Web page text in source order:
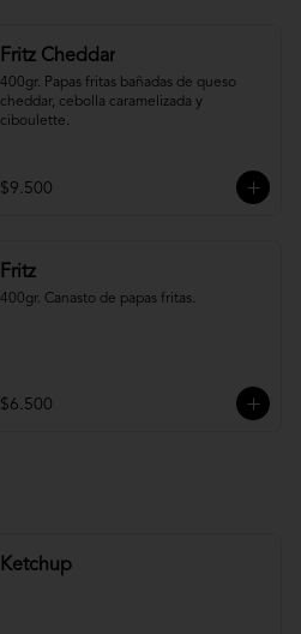
Fritz Cheddar
400gr. Papas fritas bañadas de queso
cheddar, cebolla caramelizada y
ciboulette.
$9.500
Fritz
400gr. Canasto de papas fritas.
$6.500
Ketchup